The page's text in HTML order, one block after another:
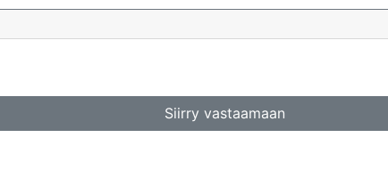
Siirry vastaamaan